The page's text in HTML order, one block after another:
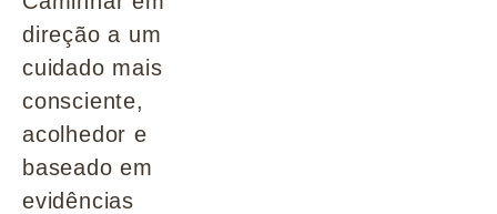
direção a um
cuidado mais
consciente,
acolhedor e
baseado em
evidências